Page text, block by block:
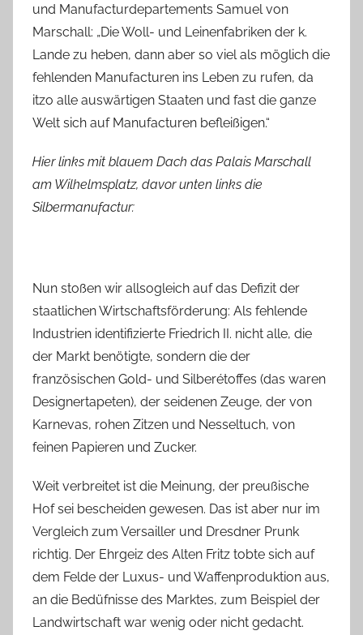
und Manufacturdepartements Samuel von
Marschall: „Die Woll- und Leinenfabriken der k.
Lande zu heben, dann aber so viel als möglich die
fehlenden Manufacturen ins Leben zu rufen, da
itzo alle auswärtigen Staaten und fast die ganze
Welt sich auf Manufacturen befleißigen.“
Hier links mit blauem Dach das Palais Marschall
am Wilhelmsplatz, davor unten links die
Silbermanufactur:
Nun stoßen wir allsogleich auf das Defizit der
staatlichen Wirtschaftsförderung: Als fehlende
Industrien identifizierte Friedrich II. nicht alle, die
der Markt benötigte, sondern die der
französischen Gold- und Silberétoffes (das waren
Designertapeten), der seidenen Zeuge, der von
Karnevas, rohen Zitzen und Nesseltuch, von
feinen Papieren und Zucker.
Weit verbreitet ist die Meinung, der preußische
Hof sei bescheiden gewesen. Das ist aber nur im
Vergleich zum Versailler und Dresdner Prunk
richtig. Der Ehrgeiz des Alten Fritz tobte sich auf
dem Felde der Luxus- und Waffenproduktion aus,
an die Bedüfnisse des Marktes, zum Beispiel der
Landwirtschaft war wenig oder nicht gedacht.